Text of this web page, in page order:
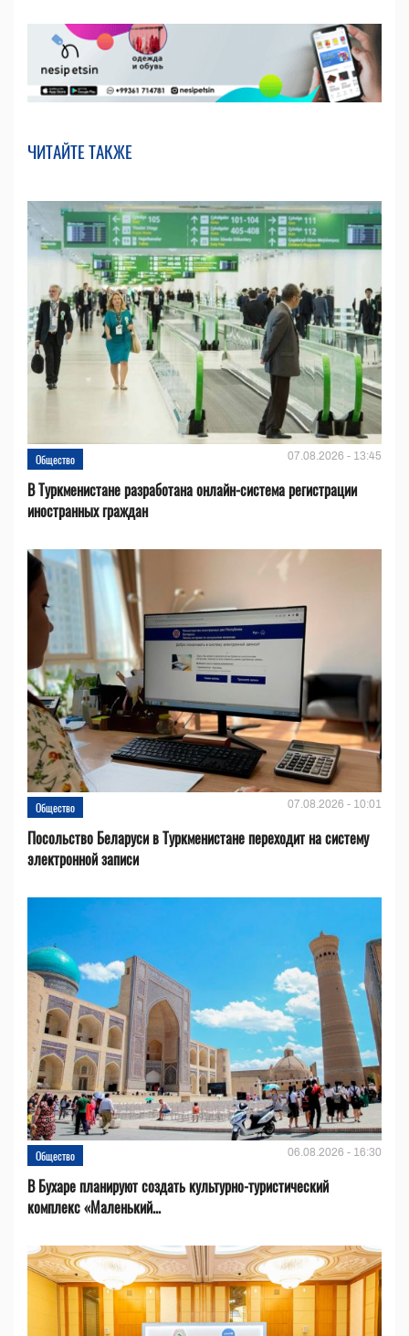
ЧИТАЙТЕ ТАКЖЕ
Общество 07.08.2026 - 13:45
В Туркменистане разработана онлайн-система регистрации
иностранных граждан
Общество 07.08.2026 - 10:01
Посольство Беларуси в Туркменистане переходит на систему
электронной записи
Общество 06.08.2026 - 16:30
В Бухаре планируют создать культурно-туристический
комплекс «Маленький...